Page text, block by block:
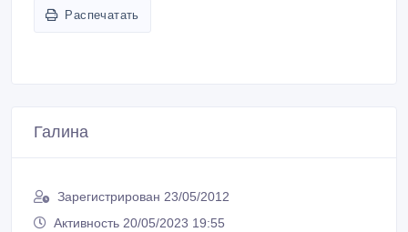
Распечатать
Галина
Зарегистрирован 23/05/2012
Активность 20/05/2023 19:55